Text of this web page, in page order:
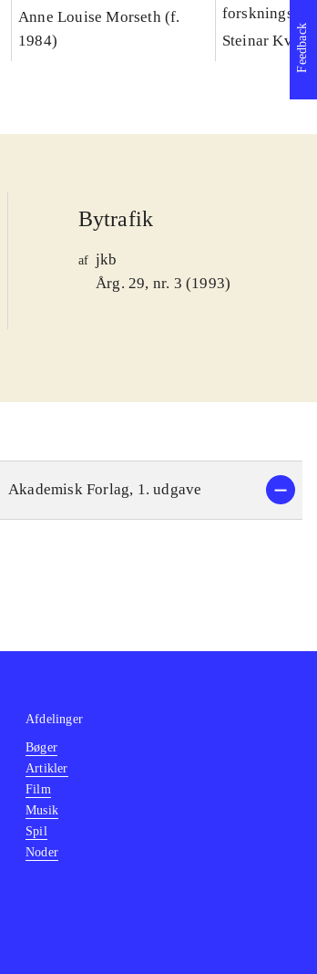
Anne Louise Morseth (f.
1984)
håndværk
Steinar Kvale
Bytrafik
af jkb
Årg. 29, nr. 3 (1993)
Akademisk Forlag, 1. udgave
Feedback
Afdelinger
Bøger
Artikler
Film
Musik
Spil
Noder